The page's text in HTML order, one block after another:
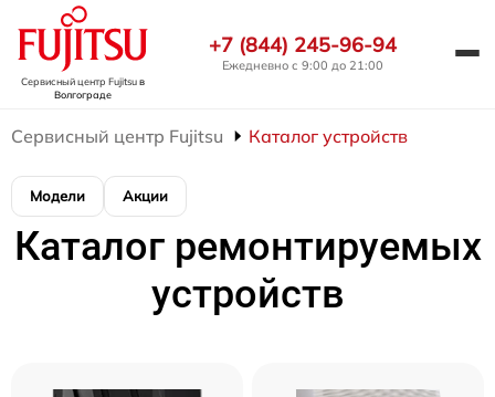
Сервисный центр Fujitsuв
Волгограде
+7 (844) 245-96-94
Ежедневно с 9:00 до 21:00
Сервисный центр Fujitsu Каталог устройств
Модели Акции
Каталог ремонтируемых
устройств